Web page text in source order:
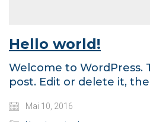
Hello world!
Welcome to WordPress.
post. Edit or delete it,
Mai 10, 2016